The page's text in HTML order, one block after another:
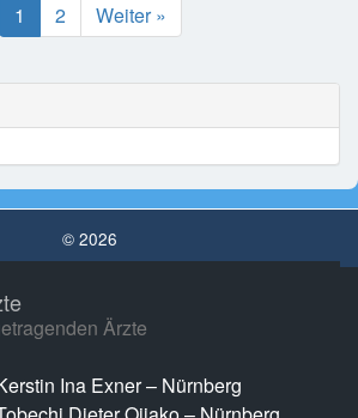
1 2 Weiter »
© 2026
Ärzte
Ina Exner – Nürnberg